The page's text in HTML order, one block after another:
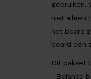
gebruiken.
niet alleen
het board
board een
Dit pakket
– Balance